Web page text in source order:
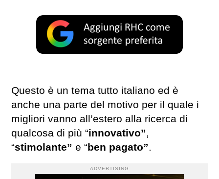
Questo è un tema tutto italiano ed è
anche una parte del motivo per il quale i
migliori vanno all’estero alla ricerca di
qualcosa di più “innovativo”,
“stimolante” e “ben pagato”.
ADVERTISING